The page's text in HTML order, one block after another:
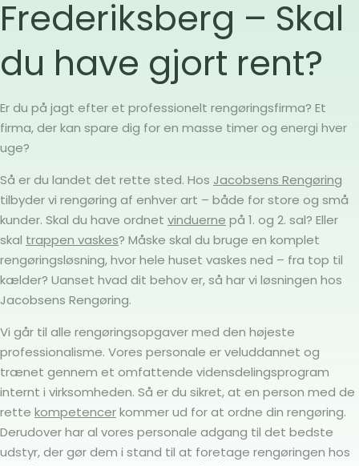
Frederiksberg – Skal
du have gjort rent?
Er du på jagt efter et professionelt rengøringsfirma? Et
firma, der kan spare dig for en masse timer og energi hver
uge?
Så er du landet det rette sted. Hos Jacobsens Rengøring
tilbyder vi rengøring af enhver art – både for store og små
kunder. Skal du have ordnet vinduerne på 1. og 2. sal? Eller
skal trappen vaskes? Måske skal du bruge en komplet
rengøringsløsning, hvor hele huset vaskes ned – fra top til
kælder? Uanset hvad dit behov er, så har vi løsningen hos
Jacobsens Rengøring.
Vi går til alle rengøringsopgaver med den højeste
professionalisme. Vores personale er veluddannet og
trænet gennem et omfattende vidensdelingsprogram
internt i virksomheden. Så er du sikret, at en person med de
rette kompetencerkommer ud for at ordne din rengøring.
Derudover har al vores personale adgang til det bedste
udstyr, der gør dem i stand til at foretage rengøringen hos